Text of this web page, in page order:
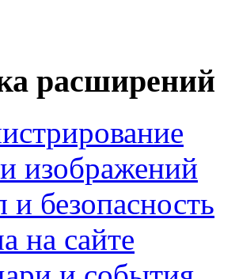
расширений
изображений
и безопасность
на сайте